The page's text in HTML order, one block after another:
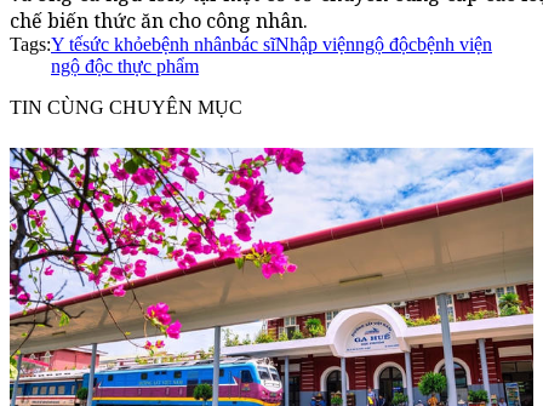
chế biến thức ăn cho công nhân.
Tags:Y tếsức khỏebệnh nhânbác sĩNhập việnngộ độcbệnh viện
ngộ độc thực phẩm
TIN CÙNG CHUYÊN MỤC